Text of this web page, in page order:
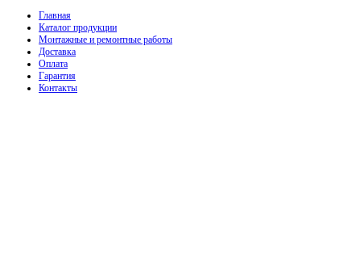
Главная
Каталог продукции
Монтажные и ремонтные работы
Доставка
Оплата
Гарантия
Контакты